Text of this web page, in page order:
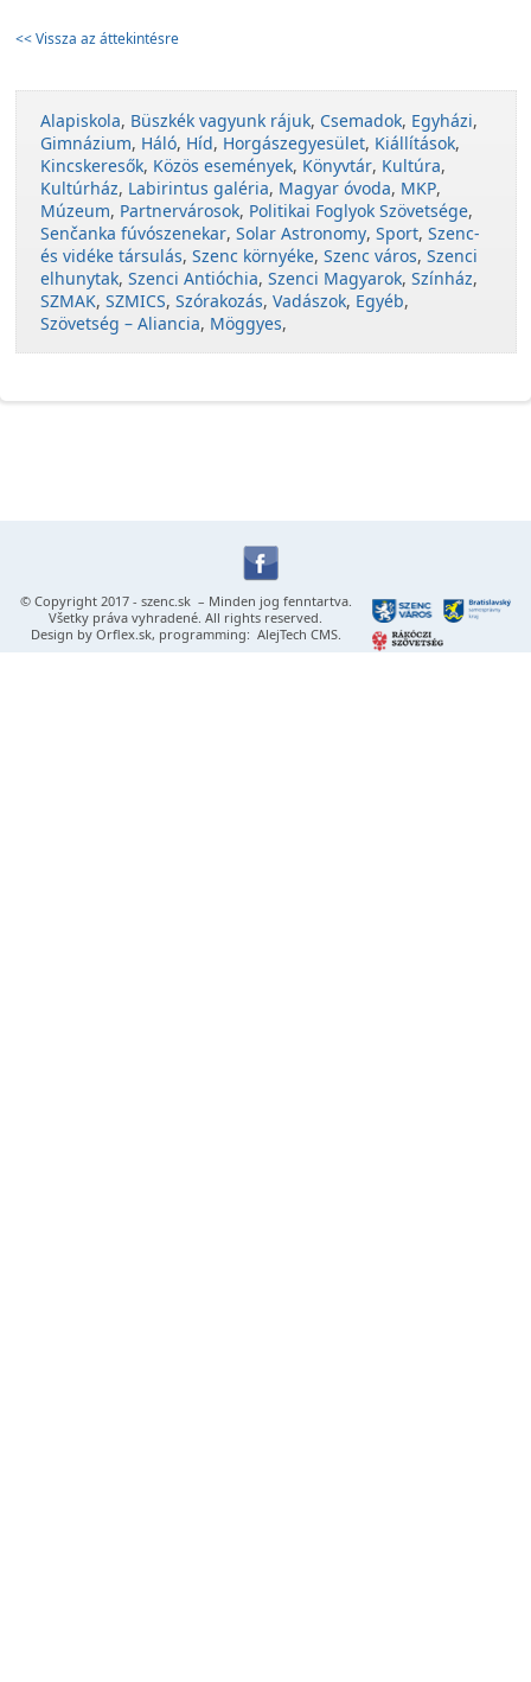
<< Vissza az áttekintésre
Alapiskola, Büszkék vagyunk rájuk, Csemadok, Egyházi,
Gimnázium, Háló, Híd, Horgászegyesület, Kiállítások,
Kincskeresők, Közös események, Könyvtár, Kultúra,
Kultúrház, Labirintus galéria, Magyar óvoda, MKP,
Múzeum, Partnervárosok, Politikai Foglyok Szövetsége,
Senčanka fúvószenekar, Solar Astronomy, Sport, Szenc-
és vidéke társulás, Szenc környéke, Szenc város, Szenci
elhunytak, Szenci Antióchia, Szenci Magyarok, Színház,
SZMAK, SZMICS, Szórakozás, Vadászok, Egyéb,
Szövetség – Aliancia, Möggyes,
© Copyright 2017 - szenc.sk– Minden jog fenntartva.
Všetky práva vyhradené. All rights reserved.
Design by Orflex.sk, programming: AlejTech CMS.